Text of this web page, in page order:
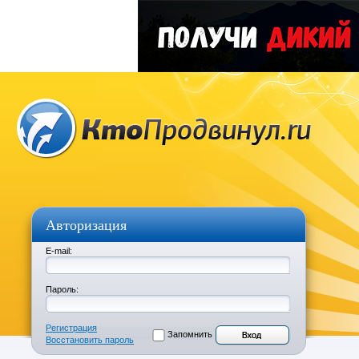
Авторизация
E-mail:
Пароль:
Регистрация
Восстановить пароль
Запомнить